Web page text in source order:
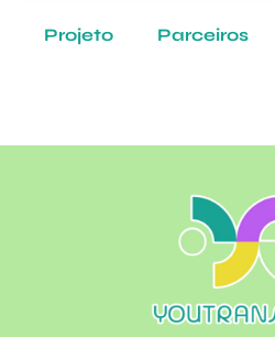
Projeto Parceiros